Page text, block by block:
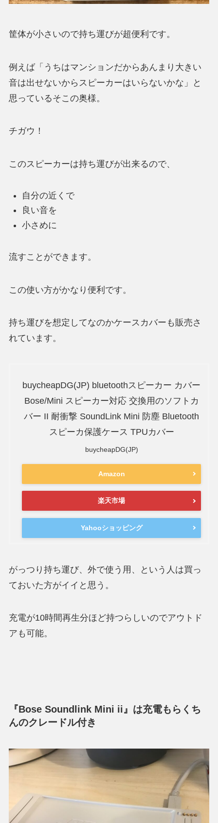
筐体が小さいので持ち運びが超便利です。
例えば「うちはマンションだからあんまり大きい
音は出せないからスピーカーはいらないかな」と
思っているそこの奥様。
チガウ！
このスピーカーは持ち運びが出来るので、
自分の近くで
良い音を
小さめに
流すことができます。
この使い方がかなり便利です。
持ち運びを想定してなのかケースカバーも販売さ
れています。
buycheapDG(JP) bluetoothスピーカー カバー
Bose/Mini スピーカー対応 交換用のソフトカ
バー II 耐衝撃 SoundLink Mini 防塵 Bluetooth
スピーカ保護ケース TPUカバー
buycheapDG(JP)
Amazon
楽天市場
Yahooショッピング
がっつり持ち運び、外で使う用、という人は買っ
ておいた方がイイと思う。
充電が10時間再生分ほど持つらしいのでアウトド
アも可能。
『Bose Soundlink Mini ii』は充電もらくち
んのクレードル付き